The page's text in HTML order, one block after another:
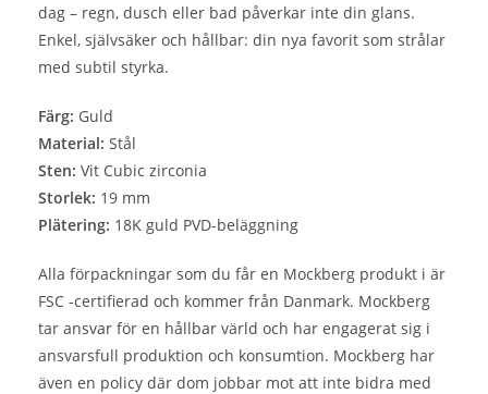
dag – regn, dusch eller bad påverkar inte din glans.
Enkel, självsäker och hållbar: din nya favorit som strålar
med subtil styrka.
Färg: Guld
Material: Stål
Sten: Vit Cubic zirconia
Storlek: 19 mm
Plätering: 18K guld PVD-beläggning
Alla förpackningar som du får en Mockberg produkt i är
FSC -certifierad och kommer från Danmark. Mockberg
tar ansvar för en hållbar värld och har engagerat sig i
ansvarsfull produktion och konsumtion. Mockberg har
även en policy där dom jobbar mot att inte bidra med